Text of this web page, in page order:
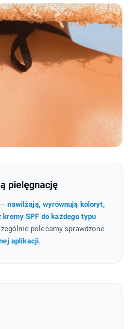
pielęgnację
—nawilżają, wyrównują koloryt,
kremy SPF do każdego typu
polecamy sprawdzone
aplikacji.